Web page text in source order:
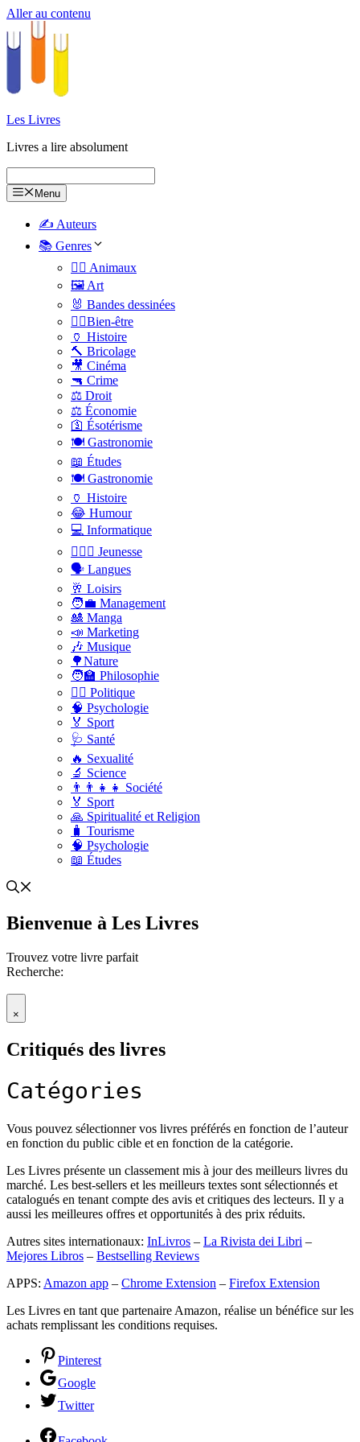
Aller au contenu
Les Livres
Livres a lire absolument
Menu
✍️ Auteurs
📚 Genres
🐕‍🦺 Animaux
🖼️ Art
🐰 Bandes dessinées
🧑‍⚕️Bien-être
🏺 Histoire
🔨 Bricolage
🎥 Cinéma
🔫 Crime
⚖️ Droit
⚖️ Économie
🛐 Ésotérisme
🍽️ Gastronomie
📖 Études
🍽️ Gastronomie
🏺 Histoire
😂 Humour
💻 Informatique
🤸🏽‍♀️ Jeunesse
🗣 Langues
🥂 Loisirs
🧑‍💼 Management
🎎 Manga
📣 Marketing
🎶 Musique
🌳Nature
🧑‍🏫 Philosophie
👨‍⚖️ Politique
🧠 Psychologie
🏅 Sport
🩺 Santé
🔥 Sexualité
🔬 Science
👨‍👨‍👧‍👧 Société
🏅 Sport
🙏 Spiritualité et Religion
🧳 Tourisme
🧠 Psychologie
📖 Études
Bienvenue à Les Livres
Trouvez votre livre parfait
Recherche:
×
Critiqués des livres
Catégories
Vous pouvez sélectionner vos livres préférés en fonction de l’auteur
en fonction du public cible et en fonction de la catégorie.
Les Livres présente un classement mis à jour des meilleurs livres du
marché. Les best-sellers et les meilleurs textes sont sélectionnés et
catalogués en tenant compte des avis et critiques des lecteurs. Il y a
aussi les meilleures offres et opportunités à des prix réduits.
Autres sites internationaux: InLivros – La Rivista dei Libri –
Mejores Libros – Bestselling Reviews
APPS: Amazon app – Chrome Extension – Firefox Extension
Les Livres en tant que partenaire Amazon, réalise un bénéfice sur les
achats remplissant les conditions requises.
Pinterest
Google
Twitter